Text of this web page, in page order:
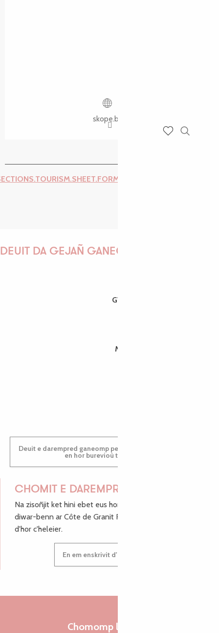
skope.bzh
DEUIT DA GEJAÑ GANEOMP !
GWENAËLLE
MORGANE
Deuit e darempred ganeomp pe deuit da welet ac'hanomp
en hor burevioù touristerezh
CHOMIT E DAREMPRED !
Na zisoñjit ket hini ebet eus hor c'hinnigoù mat ha keleier
diwar-benn ar Côte de Granit Rose, enskrivit hoc'h anv
d'hor c'heleier.
En em enskrivit d'hor c'heleier
Chomomp liammet